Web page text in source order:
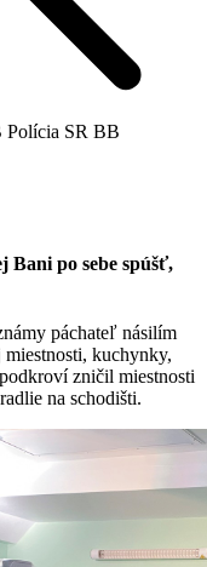
Polícia SR BB
Bani po sebe spúšť,
páchateľ násilím
kuchynky,
zničil miestnosti
na schodišti.